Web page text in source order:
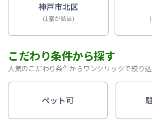
神戸市北区
(1室が該当)
こだわり条件から探す
人気のこだわり条件からワンクリックで絞り込
ペット可